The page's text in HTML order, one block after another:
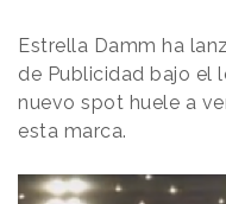
Estrella Damm ha
de Publicidad bajo el
nuevo spot huele a
esta marca.